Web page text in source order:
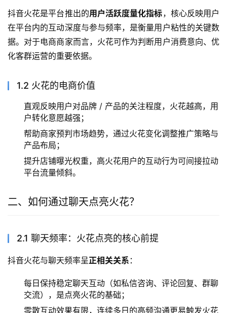
抖音火花是平台推出的用户活跃度量化指标，核心反映用户
在平台内的互动深度与参与频率，是衡量用户粘性的关键数
据。对于电商商家而言，火花可作为判断用户消费意向、优
化客群运营的重要依据。
1.2 火花的电商价值
直观反映用户对品牌 / 产品的关注程度，火花越高，用
户转化意愿越强；
帮助商家预判市场趋势，通过火花变化调整推广策略与
产品布局；
提升店铺曝光权重，高火花用户的互动行为可间接拉动
平台流量倾斜。
二、如何通过聊天点亮火花？
2.1 聊天频率：火花点亮的核心前提
抖音火花与聊天频率呈正相关关系 ：
每日保持稳定聊天互动（如私信咨询、评论回复、群聊
交流），是点亮火花的基础；
零散互动效果有限，连续多日的高频沟通更易触发火花